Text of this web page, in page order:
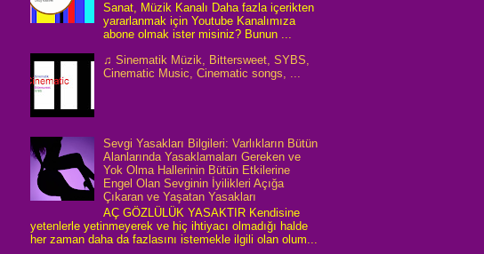
Sanat, Müzik Kanalı Daha fazla içerikten
yararlanmak için Youtube Kanalımıza
abone olmak ister misiniz? Bunun ...
♫ Sinematik Müzik, Bittersweet, SYBS,
Cinematic Music, Cinematic songs, ...
Sevgi Yasakları Bilgileri: Varlıkların Bütün
Alanlarında Yasaklamaları Gereken ve
Yok Olma Hallerinin Bütün Etkilerine
Engel Olan Sevginin İyilikleri Açığa
Çıkaran ve Yaşatan Yasakları
AÇ GÖZLÜLÜK YASAKTIR Kendisine
yetenlerle yetinmeyerek ve hiç ihtiyacı olmadığı halde
her zaman daha da fazlasını istemekle ilgili olan olum...